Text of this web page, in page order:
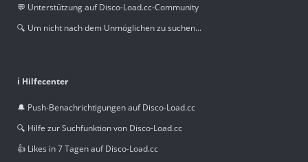
💬 Unterstützung auf Disco-Load.cc-Community
🔍 Um nicht nach dem Unmöglichen zu suchen...
ℹ️ Hilfecenter
🔔 Push-Benachrichtigungen auf Disco-Load.cc
🔍 Hilfe zur Suchfunktion von Disco-Load.cc
👍 Likes in 7 Tagen auf Disco-Load.cc